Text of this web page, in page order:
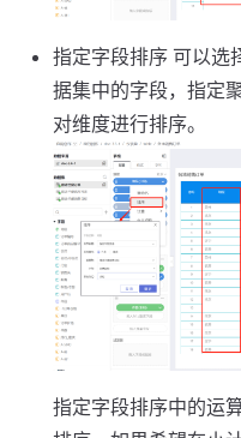
指定字段排序 可以选
据集中的字段，指定
对维度进行排序。
指定字段排序中的运